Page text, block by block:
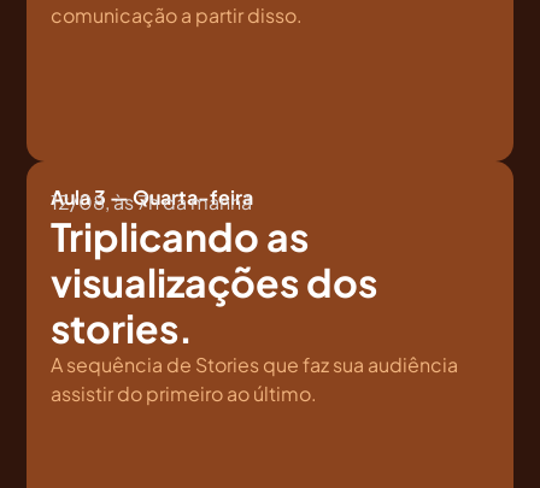
comunicação a partir disso.
Aula 3 — Quarta-feira
12/08, às 7h da manhã
Triplicando as
visualizações dos
stories.
A sequência de Stories que faz sua audiência
assistir do primeiro ao último.